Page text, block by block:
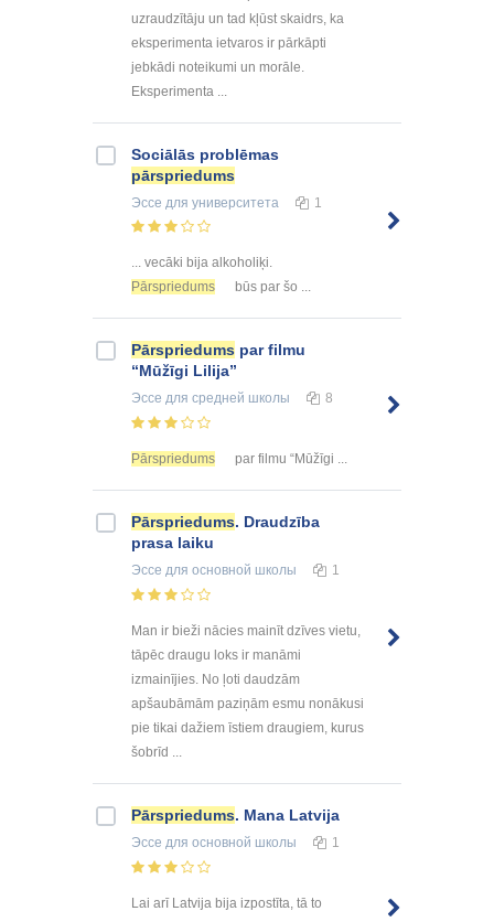
uzraudzītāju un tad kļūst skaidrs, ka
eksperimenta ietvaros ir pārkāpti
jebkādi noteikumi un morāle.
Eksperimenta ...
Sociālās problēmas
pārspriedums
Эссе для университета 1
... vecāki bija alkoholiķi.
Pārspriedums
būs par šo ...
Pārspriedums par filmu
“Mūžīgi Lilija”
Эссе для средней школы 8
Pārspriedums par filmu “Mūžīgi ...
Pārspriedums. Draudzība
prasa laiku
Эссе для основной школы 1
Man ir bieži nācies mainīt dzīves vietu,
tāpēc draugu loks ir manāmi
izmainījies. No ļoti daudzām
apšaubāmām paziņām esmu nonākusi
pie tikai dažiem īstiem draugiem, kurus
šobrīd ...
Pārspriedums. Mana Latvija
Эссе для основной школы 1
Lai arī Latvija bija izpostīta, tā to